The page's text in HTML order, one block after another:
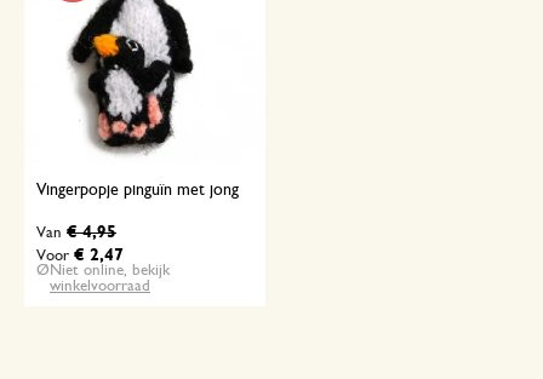
Vingerpopje pinguïn met jong
Voor € 2,47
Van € 4,95
Niet online, bekijk
winkelvoorraad